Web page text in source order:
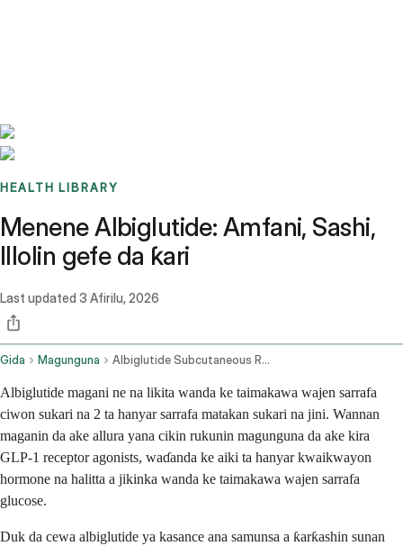
HEALTH LIBRARY
Menene Albiglutide: Amfani, Sashi,
Illolin gefe da ƙari
Last updated 3 Afirilu, 2026
Gida Magunguna Albiglutide Subcutaneous Route
Albiglutide magani ne na likita wanda ke taimakawa wajen sarrafa
ciwon sukari na 2 ta hanyar sarrafa matakan sukari na jini. Wannan
maganin da ake allura yana cikin rukunin magunguna da ake kira
GLP-1 receptor agonists, waɗanda ke aiki ta hanyar kwaikwayon
hormone na halitta a jikinka wanda ke taimakawa wajen sarrafa
glucose.
Duk da cewa albiglutide ya kasance ana samunsa a ƙarƙashin sunan